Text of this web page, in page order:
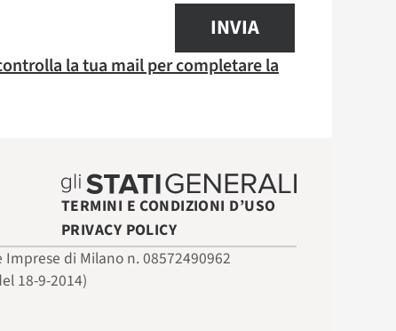
INVIA
la tua mail per completare la
TERMINI E CONDIZIONI D’USO
PRIVACY POLICY
Imprese di Milano n. 08572490962
18-9-2014)